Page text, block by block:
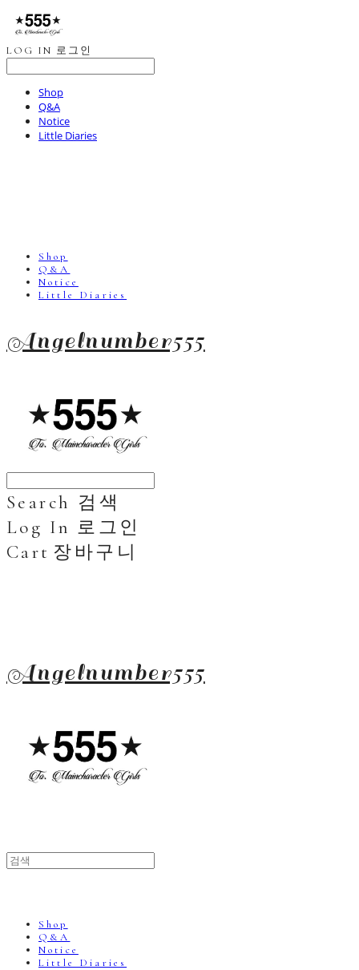
LOG IN 로그인
Shop
Q&A
Notice
Little Diaries
Shop
Q&A
Notice
Little Diaries
Angelnumber555
Search 검색
Log In 로그인
Cart 장바구니
Angelnumber555
Shop
Q&A
Notice
Little Diaries